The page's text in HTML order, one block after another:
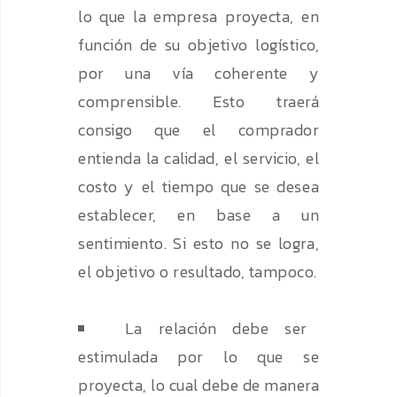
lo que la empresa proyecta, en
función de su objetivo logístico,
por una vía coherente y
comprensible. Esto traerá
consigo que el comprador
entienda la calidad, el servicio, el
costo y el tiempo que se desea
establecer, en base a un
sentimiento. Si esto no se logra,
el objetivo o resultado, tampoco.
La relación debe ser
estimulada por lo que se
proyecta, lo cual debe de manera